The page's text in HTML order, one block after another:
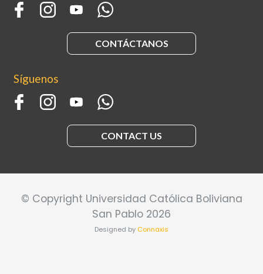
CONTÁCTANOS
Síguenos
CONTACT US
© Copyright Universidad Católica Boliviana
San Pablo 2026
Designed by Connaxis